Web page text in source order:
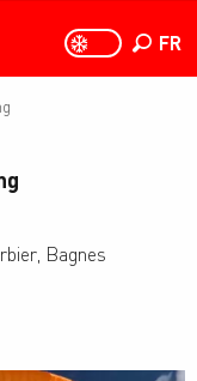
PAGE D’ACCUEIL
PAGE
FR
Bagnes